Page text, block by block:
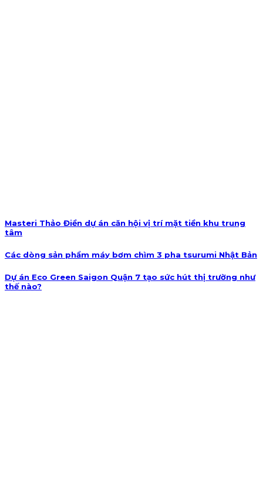
Masteri Thảo Điền dự án căn hội vị trí mặt tiền khu trung
tâm
Các dòng sản phẩm máy bơm chìm 3 pha tsurumi Nhật Bản
Dự án Eco Green Saigon Quận 7 tạo sức hút thị trường như
thế nào?